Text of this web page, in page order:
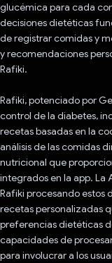
glucémica para cada
decisiones dietéticas
de registrar comidas y
y recomendaciones
Rafiki.
Rafiki, potenciado por
control de la diabetes,
recetas basadas en la
análisis de las comidas
nutricional que
integrados en la app. La
Rafiki procesando estos
recetas personalizadas
preferencias dietéticas
capacidades de
para involucrar a los